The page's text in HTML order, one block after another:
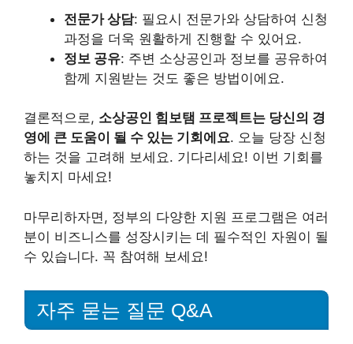
전문가 상담: 필요시 전문가와 상담하여 신청
과정을 더욱 원활하게 진행할 수 있어요.
정보 공유: 주변 소상공인과 정보를 공유하여
함께 지원받는 것도 좋은 방법이에요.
결론적으로, 소상공인 힘보탬 프로젝트는 당신의 경
영에 큰 도움이 될 수 있는 기회에요. 오늘 당장 신청
하는 것을 고려해 보세요. 기다리세요! 이번 기회를
놓치지 마세요!
마무리하자면, 정부의 다양한 지원 프로그램은 여러
분이 비즈니스를 성장시키는 데 필수적인 자원이 될
수 있습니다. 꼭 참여해 보세요!
자주 묻는 질문 Q&A